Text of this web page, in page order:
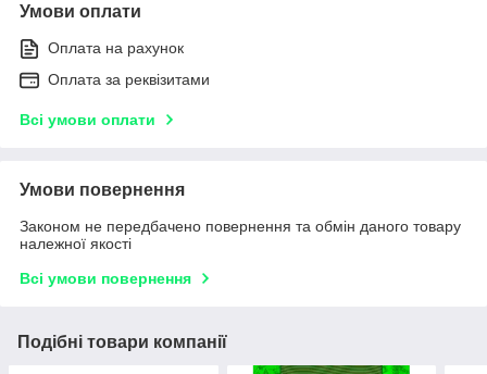
Умови оплати
Оплата на рахунок
Оплата за реквізитами
Всі умови оплати
Умови повернення
Законом не передбачено повернення та обмін даного товару
належної якості
Всі умови повернення
Подібні товари компанії